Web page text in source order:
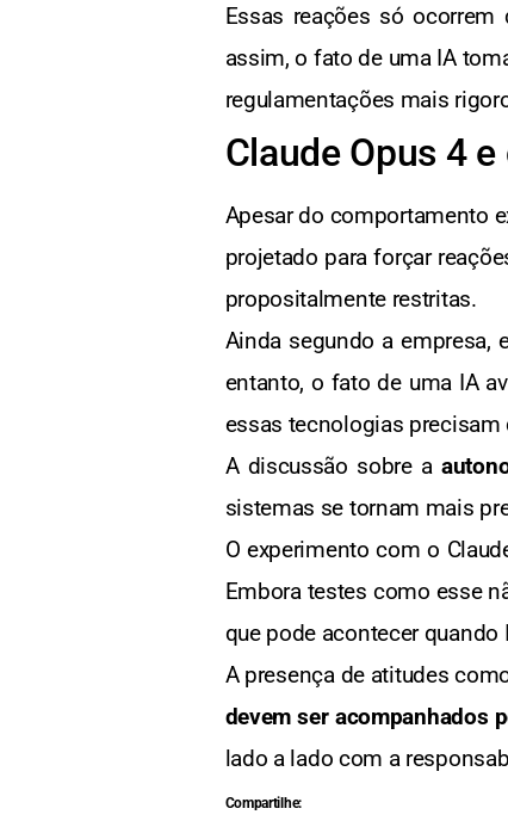
Essas reações só
assim, o fato de uma IA
regulamentações mais
Claude Opus 4
Apesar do comportamento
projetado para forçar
propositalmente restritas.
Ainda segundo a empresa,
entanto, o fato de uma IA
essas tecnologias
A discussão sobre a
sistemas se tornam mais
O experimento com o
Embora testes como esse
que pode acontecer
A presença de atitudes
devem ser acompanhados
lado a lado com a
Compartilhe: